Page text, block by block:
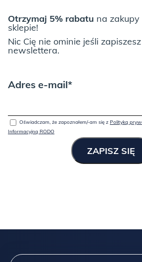
Otrzymaj 5% rabatu na
sklepie!
Nic Cię nie ominie jeśli
newslettera.
Adres e-mail*
Oświadczam, że zapoznałem/-am się z Polityką
Informacyjną RODO